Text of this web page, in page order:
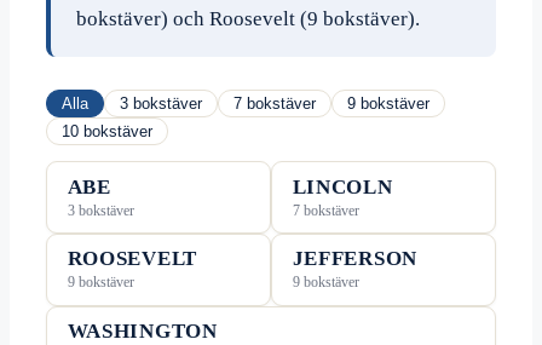
bokstäver) och Roosevelt (9 bokstäver).
Alla 3 bokstäver 7 bokstäver
9 bokstäver
10 bokstäver
ABE
3 bokstäver
LINCOLN
7 bokstäver
ROOSEVELT
9 bokstäver
JEFFERSON
9 bokstäver
WASHINGTON